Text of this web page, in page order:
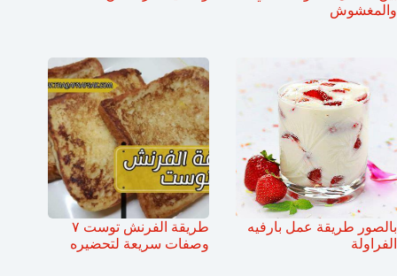
والمغشوش
بالصور طريقة عمل بارفيه
الفراولة
طريقة الفرنش توست ٧
وصفات سريعة لتحضيره